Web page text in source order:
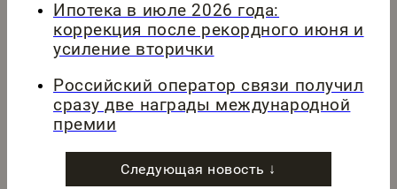
Ипотека в июле 2026 года:
коррекция после рекордного июня и
усиление вторички
Российский оператор связи получил
сразу две награды международной
премии
Следующая новость ↓